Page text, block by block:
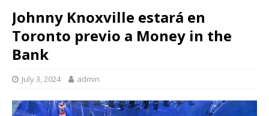
Johnny Knoxville estará en
Toronto previo a Money in the
Bank
July 3, 2024 admin